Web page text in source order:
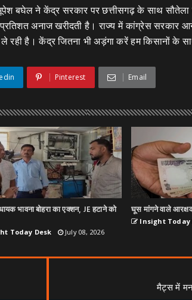
बघेल ने केंद्र सरकार पर छत्तीसगढ़ के साथ सौतेला
अनाज खरीदती है। राज्य में कांग्रेस सरकार
है। केंद्र जितना भी अड़ंगा करें हम किसानों के
Pinterest Email
भावना बोहरा का एक्शन, JE हटाने को
Today Desk July 08, 2026
घूस मांगने वाले
Insight Today
मैट्स में